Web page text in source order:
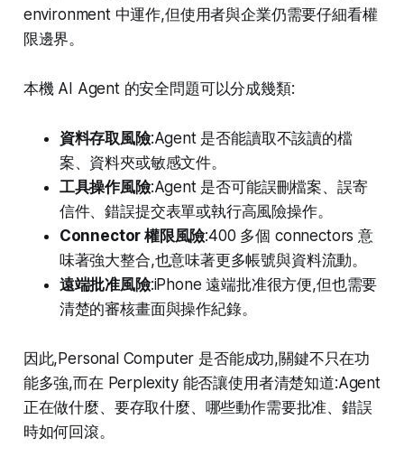
environment 中運作,但使用者與企業仍需要仔細看權
限邊界。
本機 AI Agent 的安全問題可以分成幾類:
資料存取風險:Agent 是否能讀取不該讀的檔
案、資料夾或敏感文件。
工具操作風險:Agent 是否可能誤刪檔案、誤寄
信件、錯誤提交表單或執行高風險操作。
Connector 權限風險:400 多個 connectors 意
味著強大整合,也意味著更多帳號與資料流動。
遠端批准風險:iPhone 遠端批准很方便,但也需要
清楚的審核畫面與操作紀錄。
因此,Personal Computer 是否能成功,關鍵不只在功
能多強,而在 Perplexity 能否讓使用者清楚知道:Agent
正在做什麼、要存取什麼、哪些動作需要批准、錯誤
時如何回滾。